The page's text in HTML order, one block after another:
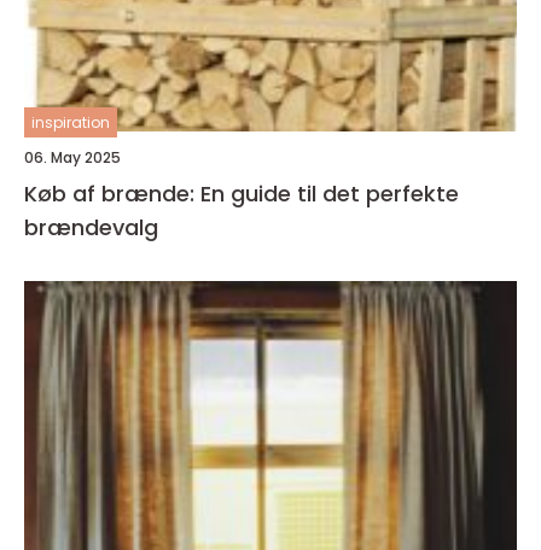
inspiration
06. May 2025
Køb af brænde: En guide til det perfekte
brændevalg